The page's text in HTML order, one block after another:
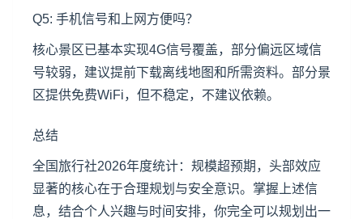
Q5: 手机信号和上网方便吗？
核心景区已基本实现4G信号覆盖，部分偏远区域信
号较弱，建议提前下载离线地图和所需资料。部分景
区提供免费WiFi，但不稳定，不建议依赖。
总结
全国旅行社2026年度统计：规模超预期，头部效应
显著的核心在于合理规划与安全意识。掌握上述信
息，结合个人兴趣与时间安排，你完全可以规划出一